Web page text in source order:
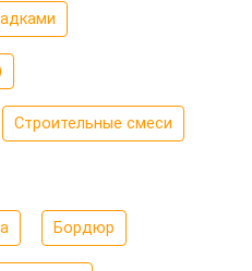
Строительные смеси
Бордюр